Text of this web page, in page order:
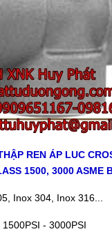
REN ÁP LUC
1500, 3000 ASME
Inox 304, Inox 316...
- 3000PSI